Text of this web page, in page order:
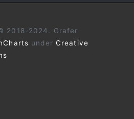
2018-2024. Grafer
under Creative